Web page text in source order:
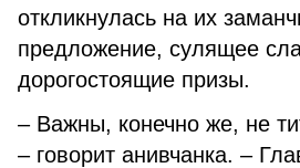
откликнулась на их
предложение, сулящее
дорогостоящие призы.
– Важны, конечно же, не
– говорит анивчанка. –